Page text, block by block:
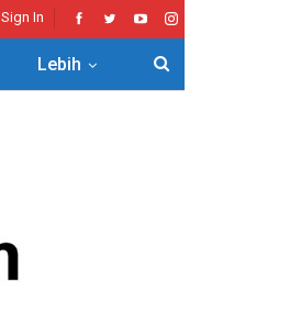
Sign In
Lebih